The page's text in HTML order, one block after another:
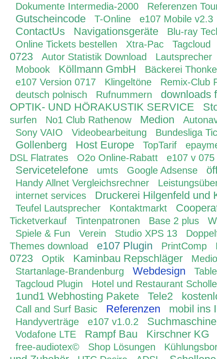
Dokumente Intermedia-2000
Referenzen
Gutscheincode T-Online e107 Mobile v2.3
ContactUs Navigationsgeräte
Blu-ray
Online Tickets bestellen
Xtra-Pac Tagcloud
0723 Autor Statistik Download
Lautsprecher
Mobook
Köllmann GmbH
Bäckerei Thonke
e107 Version 0717
Klingeltöne
Remix-Club
deutsch polnisch
Rufnummern
downloads
OPTIK- UND HÖRAKUSTIK SERVICE
surfen No1 Club Rathenow Medion
Sony VAIO
Videobearbeitung Bundesliga
Gollenberg Host Europe TopTarif
DSL Flatrates
O2o Online-Rabatt e107 v 075
Servicetelefone umts Google Adsense
Handy Allnet Vergleichsrechner
internet services
Druckerei Hilgenfeld und
Teufel Lautsprecher Kontaktmarkt
Ticketverkauf Tintenpatronen Base 2 plus
Spiele & Fun
Verein Studio XPS 13
Themes download
e107 Plugin PrintComp
0723 Optik Kaminbau Repschläger
Startanlage-Brandenburg
Webdesign
Tagcloud Plugin
Hotel und Restaurant
1und1 Webhosting Pakete Tele2
Call and Surf Basic Referenzen mobil ins
Handyverträge e107 v1.0.2
Vodafone LTE Rampf Bau Kirschner KG
free-audiotex© Shop Lösungen